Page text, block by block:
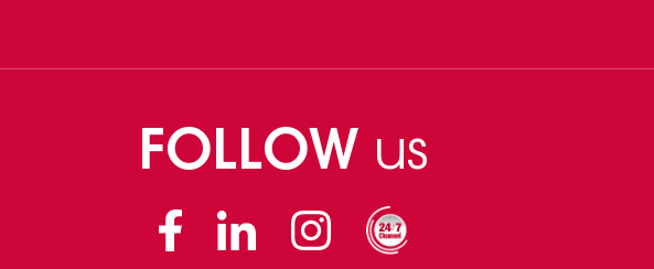
FOLLOW us
Facebook
Linkedin Instagram